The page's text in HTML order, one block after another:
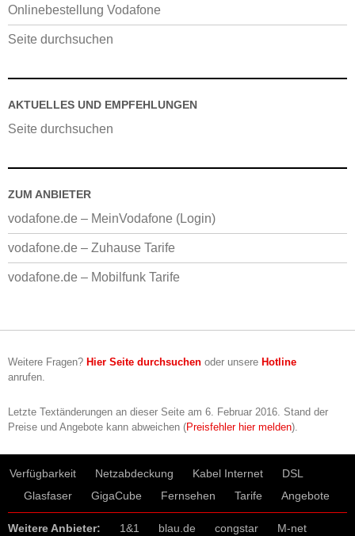
Onlinebestellung Vodafone
Seite durchsuchen
AKTUELLES UND EMPFEHLUNGEN
Seite durchsuchen
ZUM ANBIETER
vodafone.de – MeinVodafone (Login)
vodafone.de – Zuhause Tarife
vodafone.de – Mobilfunk Tarife
Weitere Fragen? Hier Seite durchsuchen oder unsere Hotline
anrufen.
Letzte Textänderungen an dieser Seite am 6. Februar 2016. Stand der
Preise und Angebote kann abweichen (Preisfehler hier melden).
Verfügbarkeit Netzabdeckung Kabel Internet
DSL
Glasfaser
GigaCube Fernsehen Tarife Angebote
Weitere Anbieter: 1&1 blau.de congstar M-net